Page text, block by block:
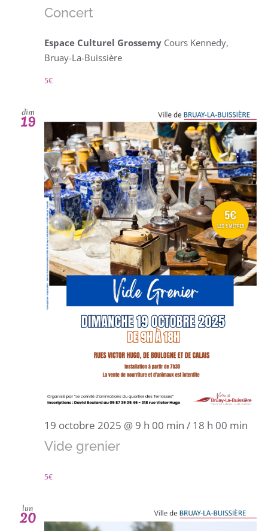
Concert
Espace Culturel Grossemy Cours Kennedy,
Bruay-La-Buissière
5€
dim
19
19 octobre 2025 @ 9 h 00 min / 18 h 00 min
Vide grenier
5€
lun
20